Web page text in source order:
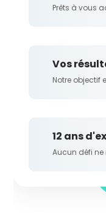
Prêts à vous
Vos
Notre objectif
12 ans
Aucun défi ne